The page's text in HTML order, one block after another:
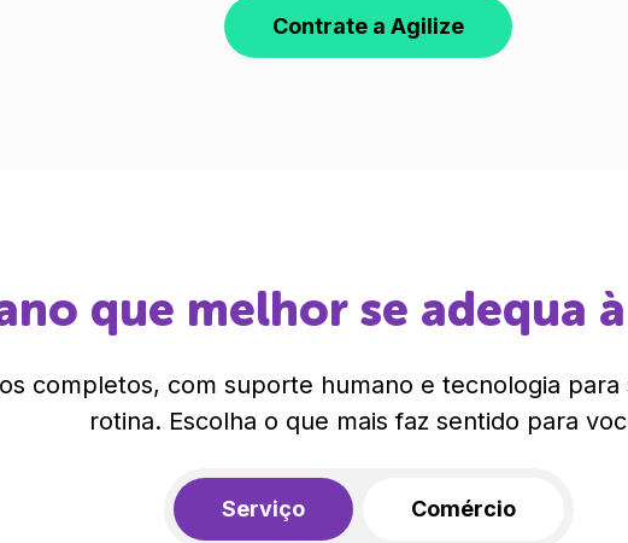
Contrate a Agilize
que melhor se adequa
completos, com suporte humano e tecnologia para
rotina. Escolha o que mais faz sentido para
Serviço Comércio